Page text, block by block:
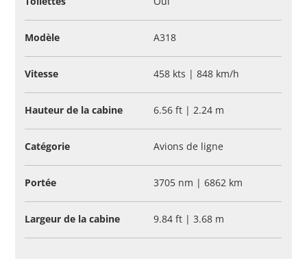
Modèle A318
Vitesse 458 kts | 848 km/h
Hauteur de la cabine 6.56 ft | 2.24 m
Catégorie Avions de ligne
Portée 3705 nm | 6862 km
Largeur de la cabine 9.84 ft | 3.68 m